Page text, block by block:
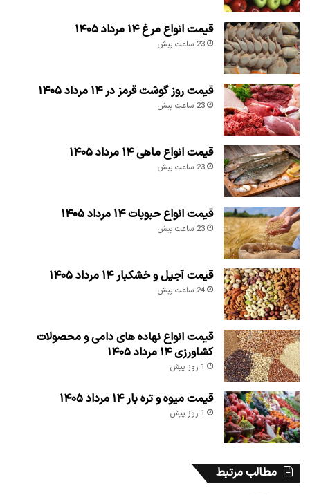
قیمت انواع مرغ ۱۴ مرداد ۱۴۰۵
23 ساعت پیش
قیمت روز گوشت قرمز در ۱۴ مرداد ۱۴۰۵
23 ساعت پیش
قیمت انواع ماهی ۱۴ مرداد ۱۴۰۵
23 ساعت پیش
قیمت انواع حبوبات ۱۴ مرداد ۱۴۰۵
23 ساعت پیش
قیمت آجیل و خشکبار ۱۴ مرداد ۱۴۰۵
24 ساعت پیش
قیمت انواع نهاده های دامی و محصولات
کشاورزی ۱۴ مرداد ۱۴۰۵
1 روز پیش
قیمت میوه و تره بار ۱۴ مرداد ۱۴۰۵
1 روز پیش
مطالب مرتبط